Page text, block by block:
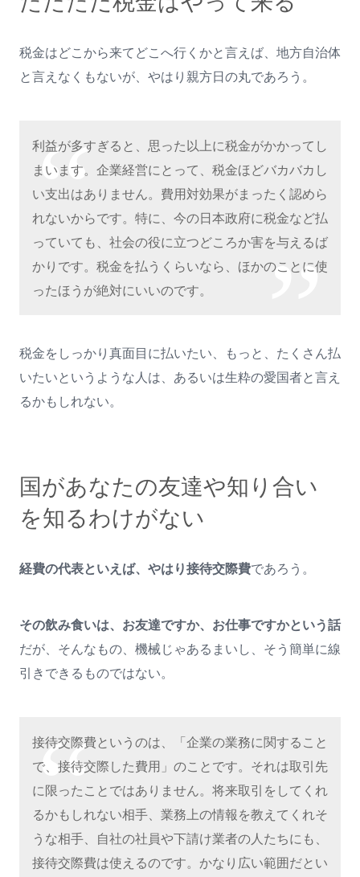
税金はどこから来てどこへ行くかと言えば、地方自治体
と言えなくもないが、やはり親方日の丸であろう。
利益が多すぎると、思った以上に税金がかかってし
まいます。企業経営にとって、税金ほどバカバカし
い支出はありません。費用対効果がまったく認めら
れないからです。特に、今の日本政府に税金など払
っていても、社会の役に立つどころか害を与えるば
かりです。税金を払うくらいなら、ほかのことに使
ったほうが絶対にいいのです。
税金をしっかり真面目に払いたい、もっと、たくさん払
いたいというような人は、あるいは生粋の愛国者と言え
るかもしれない。
国があなたの友達や知り合い
を知るわけがない
経費の代表といえば、やはり接待交際費であろう。
その飲み食いは、お友達ですか、お仕事ですかという話
だが、そんなもの、機械じゃあるまいし、そう簡単に線
引きできるものではない。
接待交際費というのは、「企業の業務に関すること
で、接待交際した費用」のことです。それは取引先
に限ったことではありません。将来取引をしてくれ
るかもしれない相手、業務上の情報を教えてくれそ
うな相手、自社の社員や下請け業者の人たちにも、
接待交際費は使えるのです。かなり広い範囲だとい